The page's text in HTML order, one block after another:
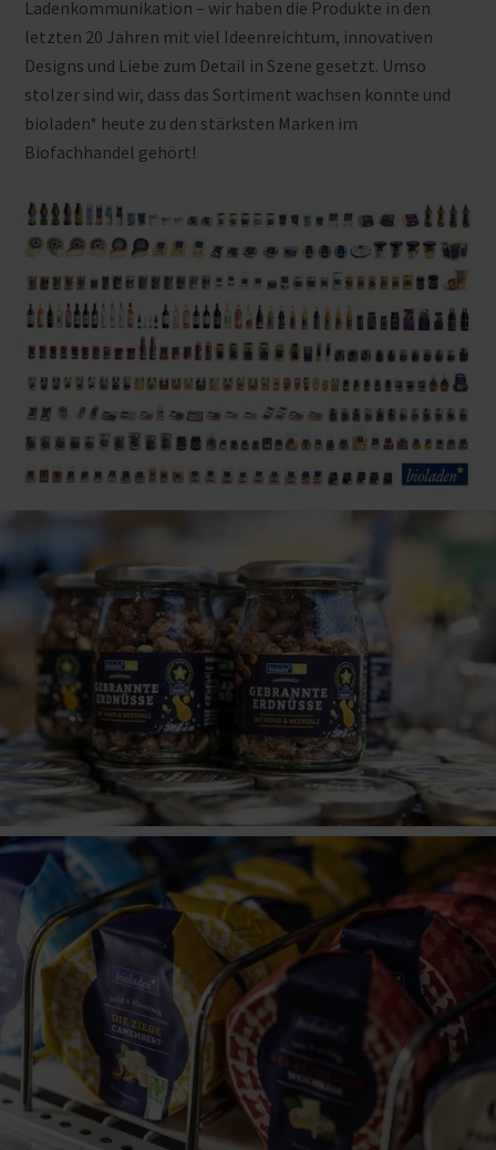
Ladenkommunikation – wir haben die Produkte in den
letzten 20 Jahren mit viel Ideenreichtum, innovativen
Designs und Liebe zum Detail in Szene gesetzt. Umso
stolzer sind wir, dass das Sortiment wachsen konnte und
bioladen* heute zu den stärksten Marken im
Biofachhandel gehört!